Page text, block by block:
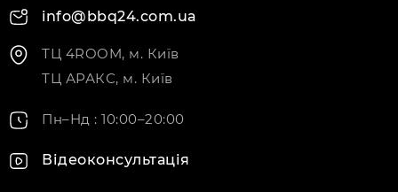
info@bbq24.com.ua
ТЦ 4ROOM, м. Київ
ТЦ АРАКС, м. Київ
Пн–Нд : 10:00–20:00
Відеоконсультація